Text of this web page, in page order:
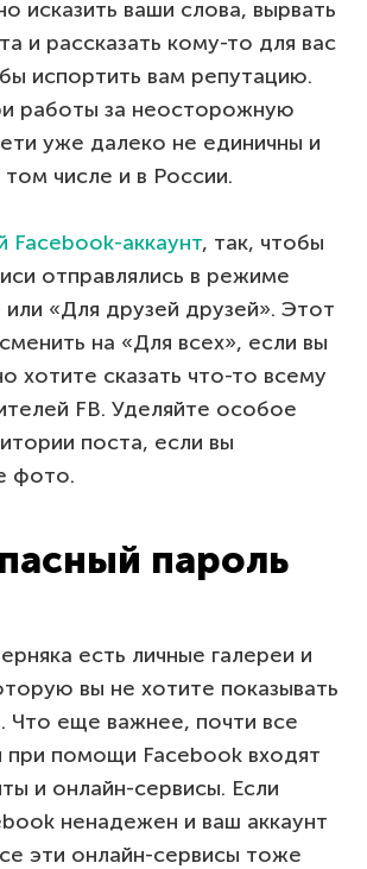
исказить ваши слова, вырвать
и рассказать кому-то для вас
испортить вам репутацию.
работы за неосторожную
уже далеко не единичны и
числе и в России.
Facebook-аккаунт, так, чтобы
отправлялись в режиме
«Для друзей друзей». Этот
на «Для всех», если вы
хотите сказать что-то всему
FB. Уделяйте особое
поста, если вы
фото.
пароль
есть личные галереи и
вы не хотите показывать
Что еще важнее, почти все
при помощи Facebook входят
и онлайн-сервисы. Если
ненадежен и ваш аккаунт
эти онлайн-сервисы тоже